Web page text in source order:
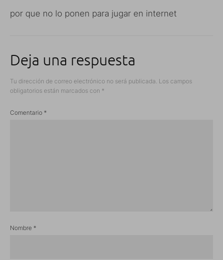
por que no lo ponen para jugar en internet
Deja una respuesta
Tu dirección de correo electrónico no será publicada. Los campos
obligatorios están marcados con *
Comentario *
Nombre *